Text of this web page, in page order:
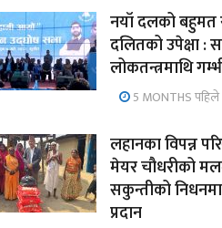
नयाँ दलको बहुमत
दलितको उपेक्षा :
लोकतन्त्रमाथि
5 MONTHS पहिले
लहानका विपन्न
मेयर चौधरीको
सकुन्तीको
प्रदान